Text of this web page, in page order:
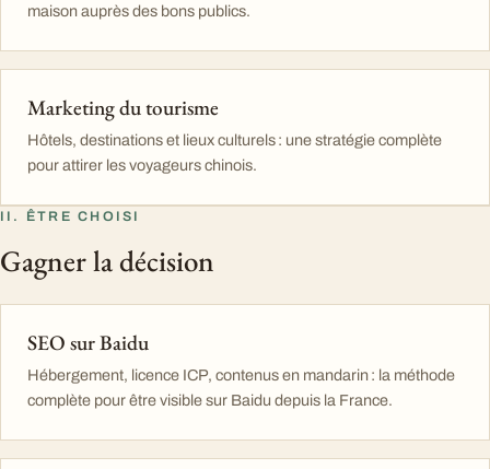
maison auprès des bons publics.
Marketing du tourisme
Hôtels, destinations et lieux culturels : une stratégie complète
pour attirer les voyageurs chinois.
II. ÊTRE CHOISI
Gagner la décision
SEO sur Baidu
Hébergement, licence ICP, contenus en mandarin : la méthode
complète pour être visible sur Baidu depuis la France.